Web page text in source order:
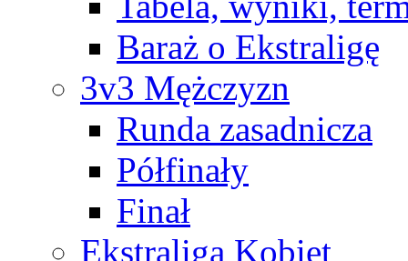
Baraż o Ekstraligę
3v3 Mężczyzn
Runda zasadnicza
Półfinały
Finał
Ekstraliga Kobiet